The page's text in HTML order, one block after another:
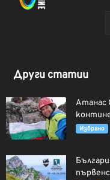
Други статии
Атанас
Избрано